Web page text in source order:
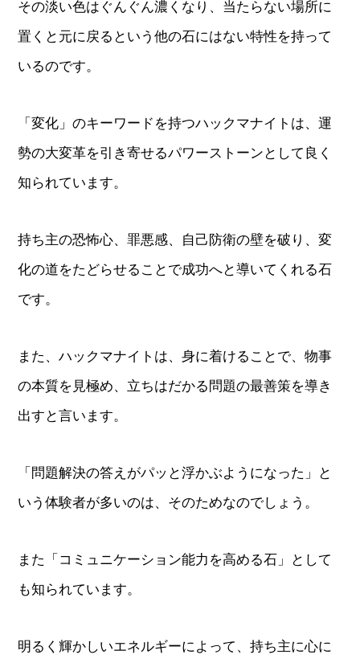
その淡い色はぐんぐん濃くなり、当たらない場所に
置くと元に戻るという他の石にはない特性を持って
いるのです。
「変化」のキーワードを持つハックマナイトは、運
勢の大変革を引き寄せるパワーストーンとして良く
知られています。
持ち主の恐怖心、罪悪感、自己防衛の壁を破り、変
化の道をたどらせることで成功へと導いてくれる石
です。
また、ハックマナイトは、身に着けることで、物事
の本質を見極め、立ちはだかる問題の最善策を導き
出すと言います。
「問題解決の答えがパッと浮かぶようになった」と
いう体験者が多いのは、そのためなのでしょう。
また「コミュニケーション能力を高める石」として
も知られています。
明るく輝かしいエネルギーによって、持ち主に心に